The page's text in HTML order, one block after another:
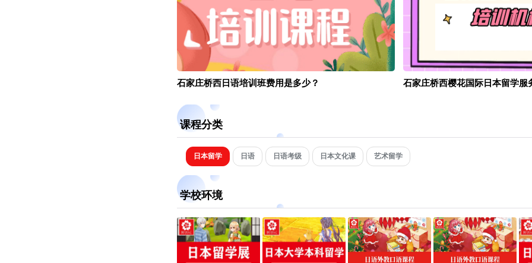
石家庄桥西日语培训班费用是多少？ 石家庄桥西樱花国际日本留学服
课程分类
日本留学 日语 日语考级 日本文化课 艺术留学
学校环境